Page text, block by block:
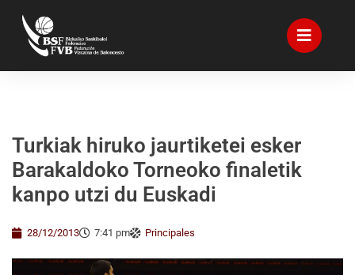
Turkiak hiruko jaurtiketei esker
Barakaldoko Torneoko finaletik
kanpo utzi du Euskadi
28/12/2013 7:41 pm Principales